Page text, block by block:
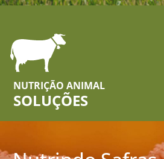
NUTRIÇÃO ANIMAL
SOLUÇÕES